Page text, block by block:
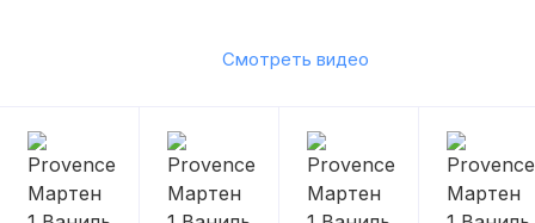
Смотреть видео